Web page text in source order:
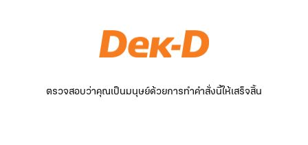
ตรวจสอบว่าคุณเป็นมนุษย์ด้วยการทำคำสั่งนี้ให้เสร็จสิ้น